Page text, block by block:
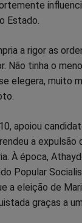
Estado.
a rigor as
Não tinha o
elegera, muito
apoiou
a expulsão
À época,
Popular
a eleição de
graças a